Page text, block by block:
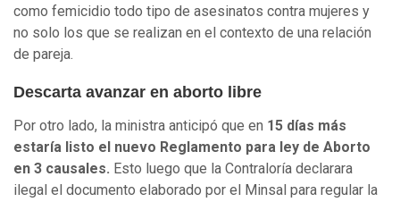
como femicidio todo tipo de asesinatos contra mujeres y
no solo los que se realizan en el contexto de una relación
de pareja.
Descarta avanzar en aborto libre
Por otro lado, la ministra anticipó que en 15 días más
estaría listo el nuevo Reglamento para ley de Aborto
en 3 causales. Esto luego que la Contraloría declarara
ilegal el documento elaborado por el Minsal para regular la